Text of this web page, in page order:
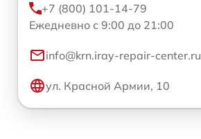
+7 (800) 101-14-79
Ежедневно с 9:00 до 21:00
info@krn.iray-repair-center.ru
ул. Красной Армии, 10